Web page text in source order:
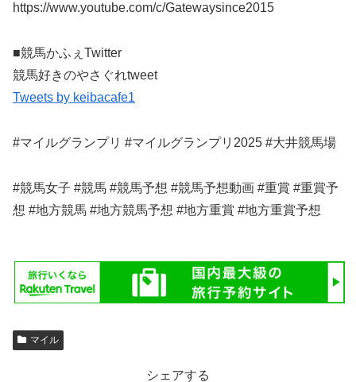
https://www.youtube.com/c/Gatewaysince2015
■競馬かふぇTwitter
競馬好きのやさぐれtweet
Tweets by keibacafe1
#マイルグランプリ #マイルグランプリ2025 #大井競馬場
#競馬女子 #競馬 #競馬予想 #競馬予想動画 #重賞 #重賞予
想 #地方競馬 #地方競馬予想 #地方重賞 #地方重賞予想
マイル
シェアする